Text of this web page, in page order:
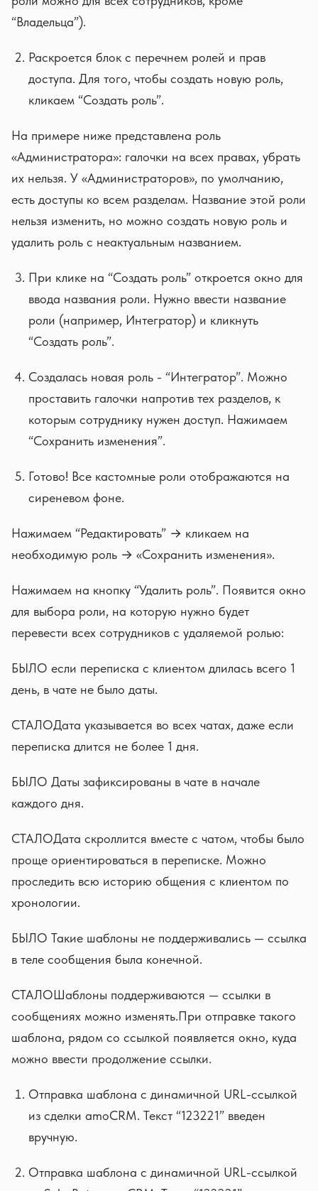
“Владельца”).
Раскроется блок с перечнем ролей и прав
доступа. Для того, чтобы создать новую роль,
кликаем “Создать роль”.
На примере ниже представлена роль
«Администратора»: галочки на всех правах, убрать
их нельзя. У «Администраторов», по умолчанию,
есть доступы ко всем разделам. Название этой роли
нельзя изменить, но можно создать новую роль и
удалить роль с неактуальным названием.
При клике на “Создать роль” откроется окно для
ввода названия роли. Нужно ввести название
роли (например, Интегратор) и кликнуть
“Создать роль”.
Создалась новая роль - “Интегратор”. Можно
проставить галочки напротив тех разделов, к
которым сотруднику нужен доступ. Нажимаем
“Сохранить изменения”.
Готово! Все кастомные роли отображаются на
сиреневом фоне.
Нажимаем “Редактировать” → кликаем на
необходимую роль → «Сохранить изменения».
Нажимаем на кнопку “Удалить роль”. Появится окно
для выбора роли, на которую нужно будет
перевести всех сотрудников с удаляемой ролью:
БЫЛО если переписка с клиентом длилась всего 1
день, в чате не было даты.
СТАЛОДата указывается во всех чатах, даже если
переписка длится не более 1 дня.
БЫЛО Даты зафиксированы в чате в начале
каждого дня.
СТАЛОДата скроллится вместе с чатом, чтобы было
проще ориентироваться в переписке. Можно
проследить всю историю общения с клиентом по
хронологии.
БЫЛО Такие шаблоны не поддерживались — ссылка
в теле сообщения была конечной.
СТАЛОШаблоны поддерживаются — ссылки в
сообщениях можно изменять.При отправке такого
шаблона, рядом со ссылкой появляется окно, куда
можно ввести продолжение ссылки.
Отправка шаблона с динамичной URL-ссылкой
из сделки amoCRM. Текст “123221” введен
вручную.
Отправка шаблона с динамичной URL-ссылкой